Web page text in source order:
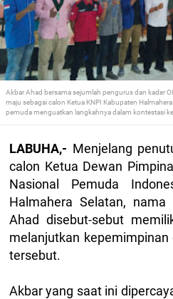
Akbar Ahad bersama sejumlah pengurus dan kader
maju sebagai calon Ketua KNPI Kabupaten
pemuda menguatkan langkahnya dalam kontestasi
LABUHA,- Menjelang
calon Ketua Dewan
Nasional Pemuda
Halmahera Selatan,
Ahad disebut-sebut
melanjutkan
tersebut.
Akbar yang saat ini